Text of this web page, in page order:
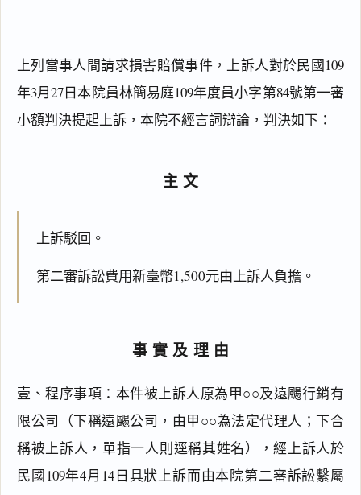
上列當事人間請求損害賠償事件，上訴人對於民國109
年3月27日本院員林簡易庭109年度員小字第84號第一審
小額判決提起上訴，本院不經言詞辯論，判決如下：
主文
上訴駁回。
第二審訴訟費用新臺幣1,500元由上訴人負擔。
事實及理由
壹、程序事項：本件被上訴人原為甲○○及遠颺行銷有
限公司（下稱遠颺公司，由甲○○為法定代理人；下合
稱被上訴人，單指一人則逕稱其姓名），經上訴人於
民國109年4月14日具狀上訴而由本院第二審訴訟繫屬